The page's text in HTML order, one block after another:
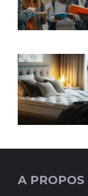
A PROPOS